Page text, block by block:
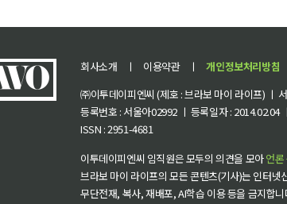
회사소개 ㅣ 이용약관 ㅣ 개인정보처리방침
㈜이투데이피엔씨 (제호 : 브라보 마이 라이프) ㅣ
등록번호 : 서울아02992 ㅣ 등록일자 : 2014.02.04
ISSN : 2951-4681
이투데이피엔씨 임직원은 모두의 의견을 모아언론
브라보 마이 라이프의 모든 콘텐츠(기사)는 인터
무단전재, 복사, 재배포, AI학습 이용 등을 금지합니